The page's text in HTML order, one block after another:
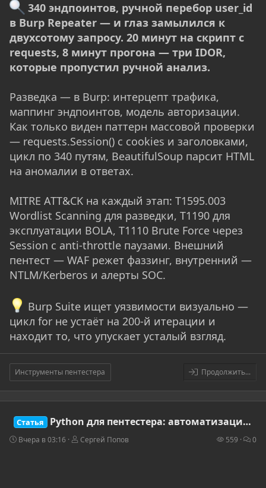
340 эндпоинтов, ручной перебор user_id
в Burp Repeater — и глаз замылился к
двухсотому запросу. 20 минут на скрипт с
requests, 8 минут прогона — три IDOR,
которые пропустил ручной анализ.
Разведка — в Burp: интерцепт трафика,
маппинг эндпоинтов, модель авторизации.
Как только виден паттерн массовой проверки
— requests.Session() с cookies и заголовками,
цикл по 340 путям, BeautifulSoup парсит HTML
на аномалии в ответах.
MITRE ATT&CK на каждый этап: T1595.003
Wordlist Scanning для разведки, T1190 для
эксплуатации BOLA, T1110 Brute Force через
Session с anti-throttle паузами. Внешний
пентест — WAF режет фаззинг, внутренний —
NTLM/Kerberos и алерты SOC.
Burp Suite ищет уязвимости визуально —
цикл for не устаёт на 200-й итерации и
находит то, что упускает усталый взгляд.
Инструменты пентестера Продолжить...
Статья Python для пентестера: автоматизация разведки и эксплуатации без готовых фреймворков
Вчера в 03:16 Сергей Попов 559 0